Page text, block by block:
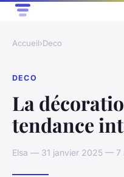
Accueil›Deco
DECO
La
tendance
Elsa — 31 janvier 2025 — 7